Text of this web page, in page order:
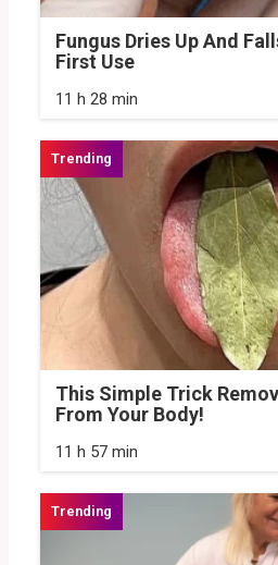
Fungus Dries Up And
First Use
11 h 28 min
This Simple Trick
From Your Body!
11 h 57 min